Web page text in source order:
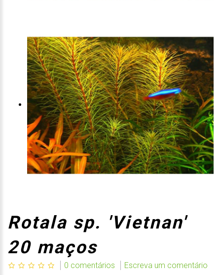
Rotala sp. 'Vietnan'
20 maços
0 comentários Escreva um comentário